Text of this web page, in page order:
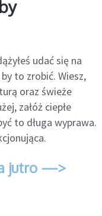
udać się na
to zrobić. Wiesz,
oraz świeże
załóż ciepłe
to długa wyprawa.
jutro —>